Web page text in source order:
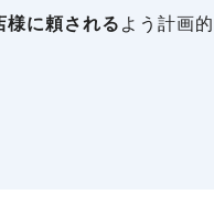
様に頼される よう計画